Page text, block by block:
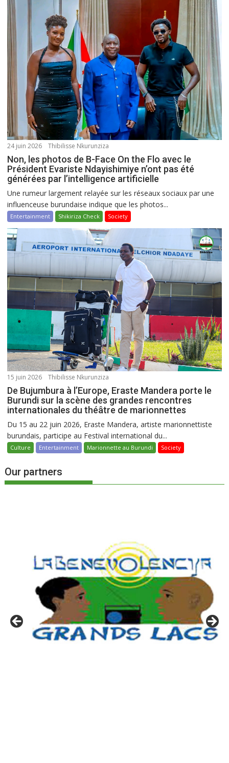
24 juin 2026 Thibilisse Nkurunziza
Non, les photos de B-Face On the Flo avec le
Président Evariste Ndayishimiye n’ont pas été
générées par l’intelligence artificielle
Une rumeur largement relayée sur les réseaux sociaux par une
influenceuse burundaise indique que les photos...
Entertainment Shikiriza Check Society
15 juin 2026 Thibilisse Nkurunziza
De Bujumbura à l’Europe, Eraste Mandera porte le
Burundi sur la scène des grandes rencontres
internationales du théâtre de marionnettes
Du 15 au 22 juin 2026, Eraste Mandera, artiste marionnettiste
burundais, participe au Festival international du...
Culture Entertainment Marionnette au Burundi Society
Our partners